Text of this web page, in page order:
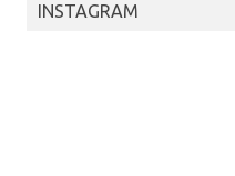
INSTAGRAM